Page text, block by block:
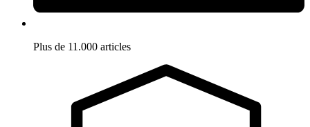
Plus de 11.000 articles